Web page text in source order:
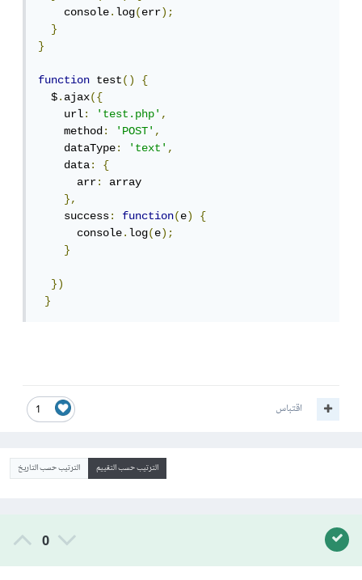
    console
.log(err);
}
}
function test()
{
  $
.ajax({
    url
: 'test.php',
    method
: 'POST',
    dataType
: 'text',
    data
:
{
      arr
:
array
},
    success
: function(e)
{
      console
.log(e);
}
})
}
1 اقتباس
الترتيب حسب التقييم الترتيب حسب التاريخ
0